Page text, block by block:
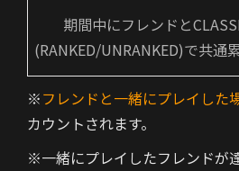
期間中にフレンドと
(RANKED/UNRANKED)で共通
※フレンドと一緒にプレイした
カウントされます。
※一緒にプレイしたフレンドが